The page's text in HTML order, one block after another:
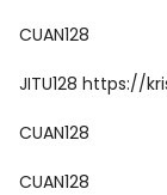
CUAN128
JITU128 https://
CUAN128
CUAN128